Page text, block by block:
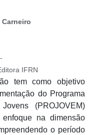
Carneiro
-
IFRN
tem como objetivo
do Programa
(PROJOVEM)
na dimensão
o período